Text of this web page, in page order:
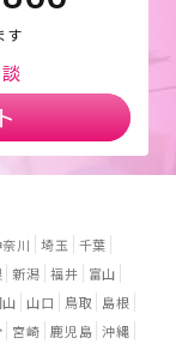
す
川 埼玉
千葉
新潟 福井
富山
山 山口 鳥取
島根
宮崎 鹿児島 沖縄